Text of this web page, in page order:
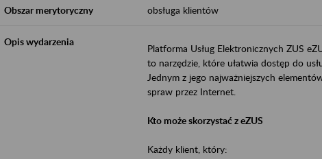
Obszar merytoryczny obsługa klientów
Opis wydarzenia
Platforma Usług Elektronicznych ZUS
to narzędzie, które ułatwia dostęp do
Jednym z jego najważniejszych
spraw przez Internet.
Kto może skorzystać z eZUS
Każdy klient, który: